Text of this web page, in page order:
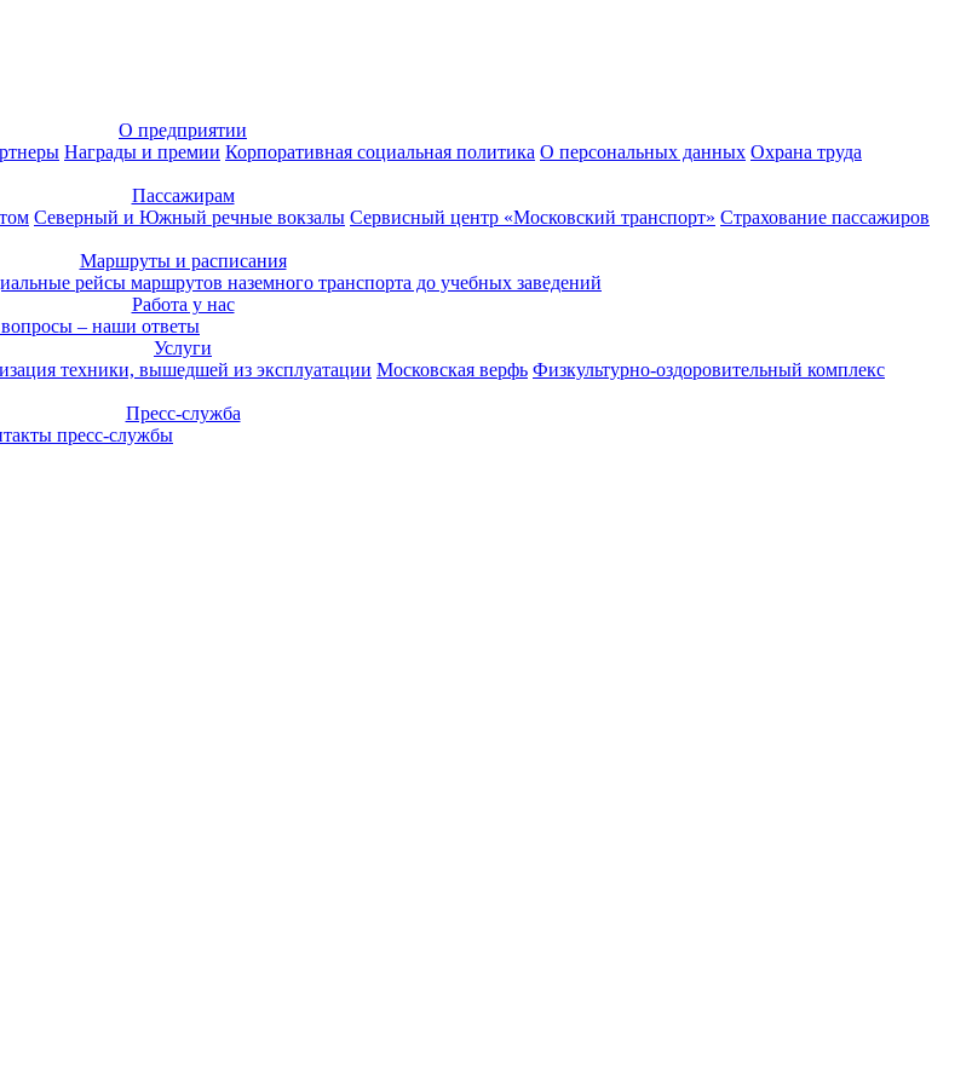
О предприятии
Награды и премии Корпоративная социальная политика О персональных данных Охрана труда
Пассажирам
Северный и Южный речные вокзалы Сервисный центр «Московский транспорт» Страхование пассажиров
Маршруты и расписания
рейсы маршрутов наземного транспорта до учебных заведений
Работа у нас
– наши ответы
Услуги
техники, вышедшей из эксплуатации Московская верфь Физкультурно-оздоровительный комплекс
Пресс-служба
пресс-службы